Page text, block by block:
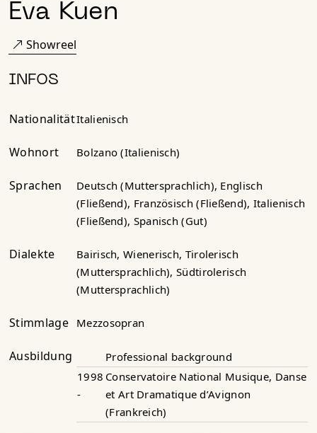
Eva Kuen
Showreel
INFOS
NationalitätItalienisch
Wohnort Bolzano (Italienisch)
Sprachen
Deutsch (Muttersprachlich), Englisch
(Fließend), Französisch (Fließend), Italienisch
(Fließend), Spanisch (Gut)
Dialekte
Bairisch, Wienerisch, Tirolerisch
(Muttersprachlich), Südtirolerisch
(Muttersprachlich)
Stimmlage Mezzosopran
Ausbildung
Professional background
1998
-
Conservatoire National Musique, Danse
et Art Dramatique d’Avignon
(Frankreich)